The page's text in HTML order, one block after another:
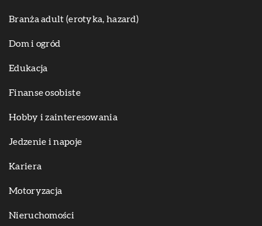
Branża adult (erotyka, hazard)
Dom i ogród
Edukacja
Finanse osobiste
Hobby i zainteresowania
Jedzenie i napoje
Kariera
Motoryzacja
Nieruchomości